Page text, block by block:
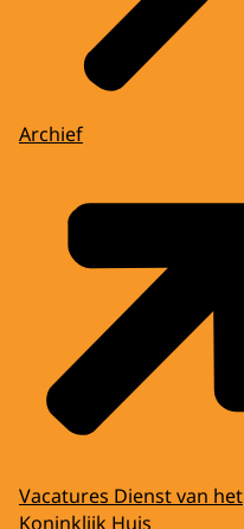
Archief
Vacatures Dienst van het
Koninklijk Huis